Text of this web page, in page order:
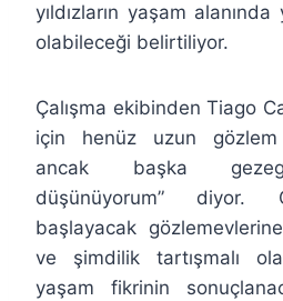
yıldızların yaşam
olabileceği belirtiliyor.
Çalışma ekibinden Tiago
için henüz uzun gözlem
ancak başka
düşünüyorum” diyor.
başlayacak
ve şimdilik tartışmalı
yaşam fikrinin